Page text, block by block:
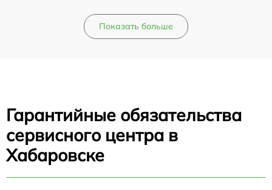
Показать больше
Гарантийные обязательства
сервисного центра в
Хабаровске